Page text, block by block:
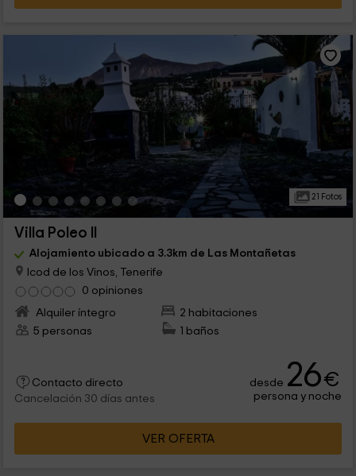
21 Fotos
Villa Poleo II
Alojamiento ubicado a 3.3km de Las Montañetas
Icod de los Vinos, Tenerife
0 opiniones
Alquiler íntegro
2 habitaciones
5 personas
1 baños
Contacto directo
Cancelación 30 días antes
desde 26€
persona y noche
VER OFERTA